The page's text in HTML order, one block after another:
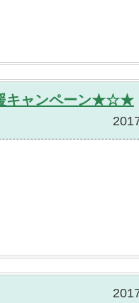
キャンペーン★☆★